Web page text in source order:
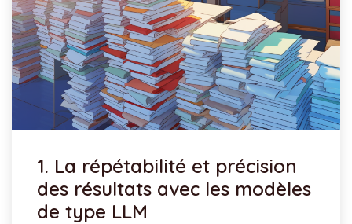
1. La répétabilité et précision
des résultats avec les modèles
de type LLM